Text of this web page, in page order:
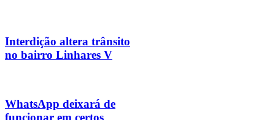
Interdição altera trânsito
no bairro Linhares V
WhatsApp deixará de
funcionar em certos